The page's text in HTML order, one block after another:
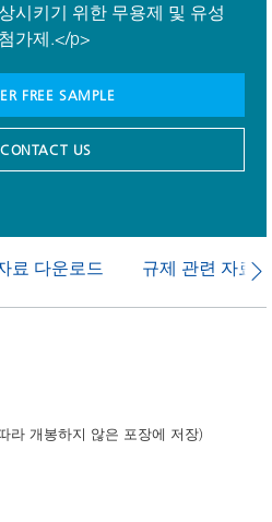
시키기 위한 무용제 및 유성
가제.</p>
FREE SAMPLE
CONTACT US
료 다운로드 규제 관련 자료
라 개봉하지 않은 포장에 저장)